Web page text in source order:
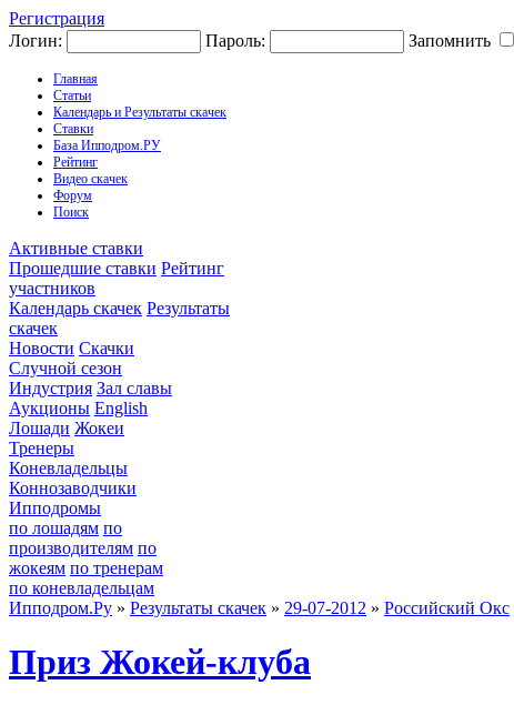
Регистрация
Логин:
Пароль: Запомнить
Главная
Статьи
Календарь и Результаты скачек
Ставки
База Ипподром.РУ
Рейтинг
Видео скачек
Форум
Поиск
Активные ставки
Прошедшие ставки Рейтинг
участников
Календарь скачек Результаты
скачек
Новости Скачки
Случной сезон
Индустрия Зал славы
Аукционы English
Лошади Жокеи
Тренеры
Коневладельцы
Коннозаводчики
Ипподромы
по лошадям по
производителям по
жокеям по тренерам
по коневладельцам
Ипподром.Ру » Результаты скачек » 29-07-2012 » Российский Окс
Приз Жокей-клуба